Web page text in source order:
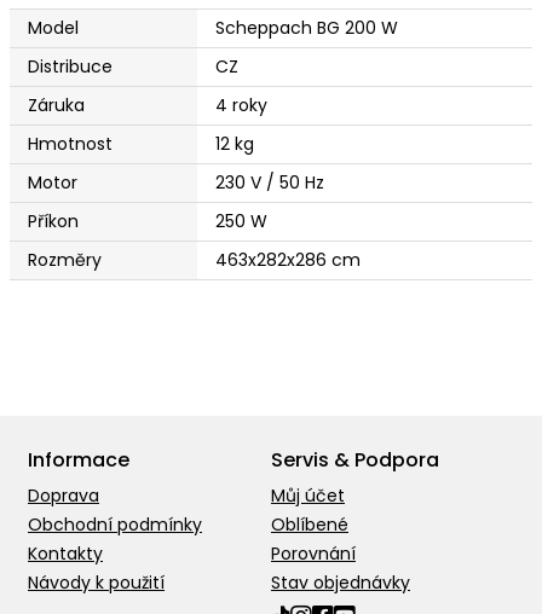
Model
Scheppach BG 200 W
Distribuce
CZ
Záruka
4 roky
Hmotnost
12 kg
Motor
230 V / 50 Hz
Příkon
250 W
Rozměry
463x282x286 cm
Informace
Doprava
Obchodní podmínky
Kontakty
Návody k použití
Servis & Podpora
Můj účet
Oblíbené
Porovnání
Stav objednávky